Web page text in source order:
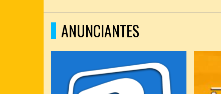
ANUNCIANTES